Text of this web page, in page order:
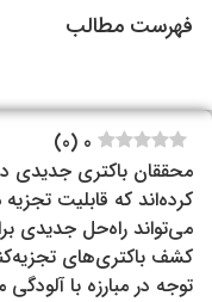
فهرست مطالب
0
(
0
)
کرده‌اند که قابلیت
می‌تواند راه‌حل جدیدی
کشف باکتری‌های
توجه در مبارزه با